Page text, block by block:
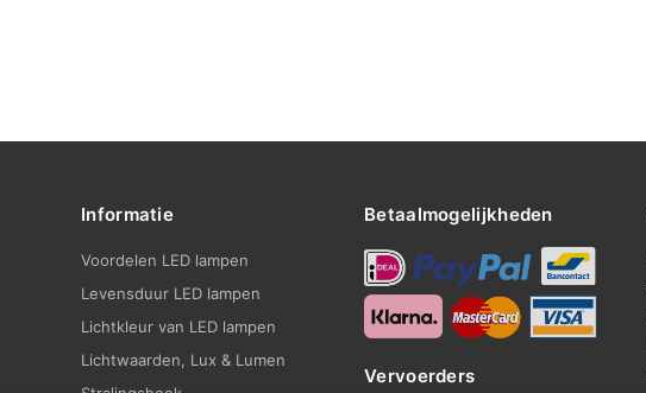
Informatie
Voordelen LED lampen
Levensduur LED lampen
Lichtkleur van LED lampen
Lichtwaarden, Lux & Lumen
Betaalmogelijkheden
Vervoerders